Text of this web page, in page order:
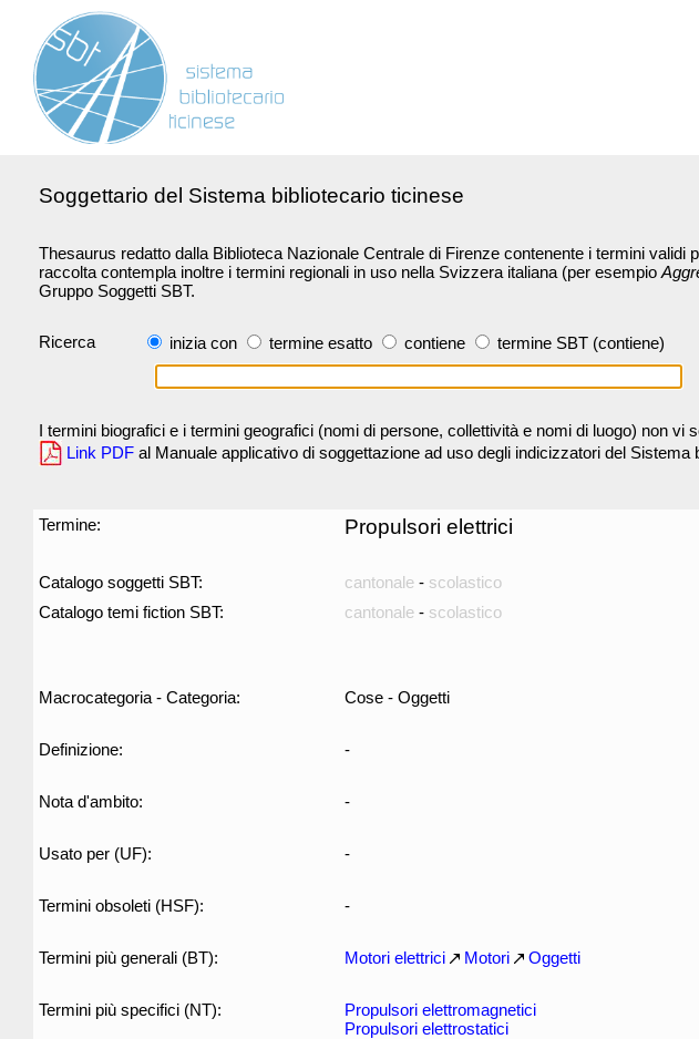
Soggettario del Sistema bibliotecario ticinese
Thesaurus redatto dalla Biblioteca Nazionale Centrale di Firenze contenente i termini validi
raccolta contempla inoltre i termini regionali in uso nella Svizzera italiana (per esempio
Gruppo Soggetti SBT.
Ricerca inizia con termine esatto contiene termine SBT (contiene)
I termini biografici e i termini geografici (nomi di persone, collettività e nomi di luogo) non vi
Link PDF al Manuale applicativo di soggettazione ad uso degli indicizzatori del Sistema
Termine: Propulsori elettrici
Catalogo soggetti SBT: cantonale - scolastico
Catalogo temi fiction SBT:
cantonale - scolastico
Macrocategoria - Categoria: Cose - Oggetti
Definizione: -
Nota d'ambito: -
Usato per (UF): -
Termini obsoleti (HSF): -
Termini più generali (BT): Motori elettrici Motori Oggetti
Termini più specifici (NT):
Propulsori elettromagnetici
Propulsori elettrostatici